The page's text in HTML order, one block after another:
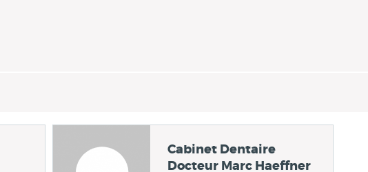
Cabinet Dentaire
Docteur Marc Haeffner